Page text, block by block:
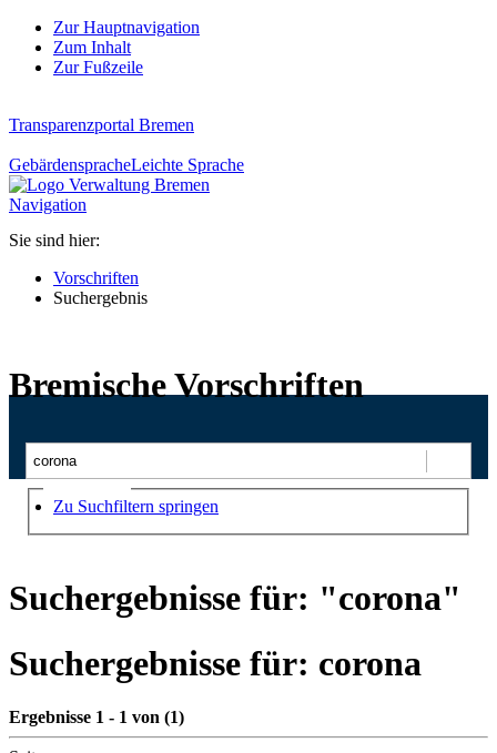
Zur Hauptnavigation
Zum Inhalt
Zur Fußzeile
Transparenzportal Bremen
GebärdenspracheLeichte Sprache
Navigation
Sie sind hier:
Vorschriften
Suchergebnis
Bremische Vorschriften
Suchen
Zu Suchfiltern springen
Suchergebnisse für: "corona"
Suchergebnisse für: corona
Ergebnisse 1 - 1 von (1)